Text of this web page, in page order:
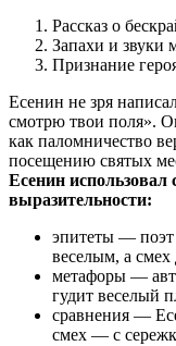
Рассказ о
Запахи и звуки
Признание
Есенин не зря
смотрю твои поля».
как паломничество
посещению святых
Есенин использовал
выразительности:
эпитеты — поэт
веселым, а смех
метафоры —
гудит веселый
сравнения —
смех — с